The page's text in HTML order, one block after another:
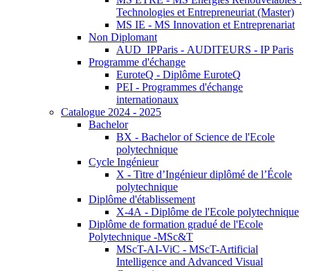
Technologies et Entrepreneuriat (Master)
MS IE - MS Innovation et Entreprenariat
Non Diplomant
AUD_IPParis - AUDITEURS - IP Paris
Programme d'échange
EuroteQ - Diplôme EuroteQ
PEI - Programmes d'échange
internationaux
Catalogue 2024 - 2025
Bachelor
BX - Bachelor of Science de l'Ecole
polytechnique
Cycle Ingénieur
X - Titre d’Ingénieur diplômé de l’École
polytechnique
Diplôme d'établissement
X-4A - Diplôme de l'Ecole polytechnique
Diplôme de formation gradué de l'Ecole
Polytechnique -MSc&T
MScT-AI-ViC - MScT-Artificial
Intelligence and Advanced Visual